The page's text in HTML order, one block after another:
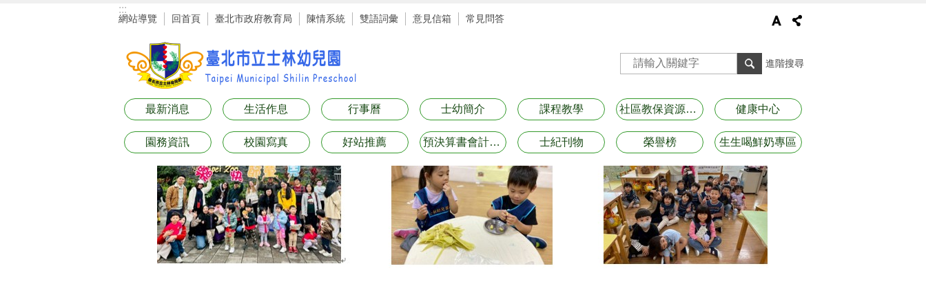
:::
網站導覽 回首頁 臺北市政府教育局 陳情系統 雙語詞彙 意見信箱 常見問答
進階搜尋
最新消息 生活作息 行事曆 士幼簡介 課程教學 社區教保資源資訊 健康中心
園務資訊 校園寫真 好站推薦 預決算書會計月報表專區 士紀刊物 榮譽榜 生生喝鮮奶專區